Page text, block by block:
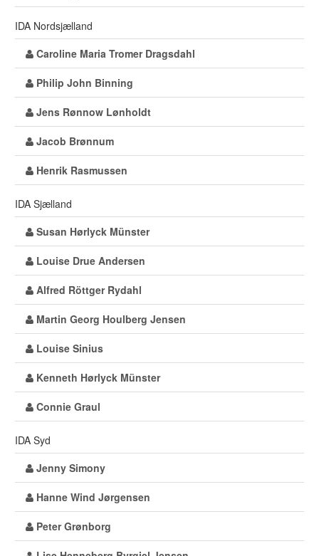
IDA Nordsjælland
Caroline Maria Tromer Dragsdahl
Philip John Binning
Jens Rønnow Lønholdt
Jacob Brønnum
Henrik Rasmussen
IDA Sjælland
Susan Hørlyck Münster
Louise Drue Andersen
Alfred Röttger Rydahl
Martin Georg Houlberg Jensen
Louise Sinius
Kenneth Hørlyck Münster
Connie Graul
IDA Syd
Jenny Simony
Hanne Wind Jørgensen
Peter Grønborg